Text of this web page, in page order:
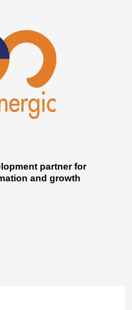
partner for
and growth